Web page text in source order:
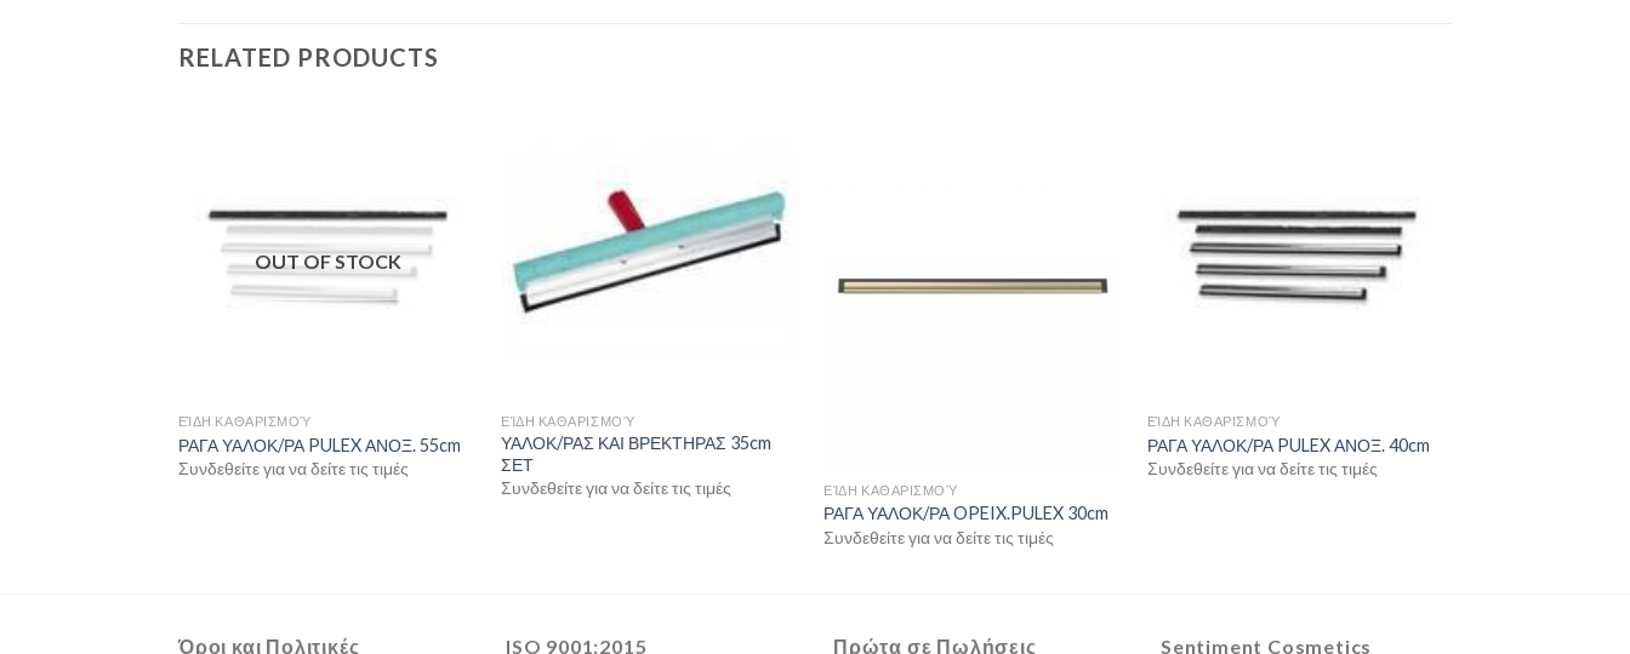
RELATED PRODUCTS
OUT OF STOCK
ΕΊΔΗ ΚΑΘΑΡΙΣΜΟΎ
ΡΑΓΑ ΥΑΛΟΚ/ΡΑ PULEX ΑΝΟΞ. 55cm
Συνδεθείτε για να δείτε τις τιμές
ΕΊΔΗ ΚΑΘΑΡΙΣΜΟΎ
ΥΑΛΟΚ/ΡΑΣ ΚΑΙ ΒΡΕΚΤΗΡΑΣ 35cm
ΣΕΤ
Συνδεθείτε για να δείτε τις τιμές
ΕΊΔΗ ΚΑΘΑΡΙΣΜΟΎ
ΡΑΓΑ ΥΑΛΟΚ/ΡΑ OPEIX.PULEX 30cm
Συνδεθείτε για να δείτε τις τιμές
ΕΊΔΗ ΚΑΘΑΡΙΣΜΟΎ
ΡΑΓΑ ΥΑΛΟΚ/ΡΑ PULEX ΑΝΟΞ. 40cm
Συνδεθείτε για να δείτε τις τιμές
Όροι και Πολιτικές ISO 9001:2015 Πρώτα σε Πωλήσεις Sentiment Cosmetics